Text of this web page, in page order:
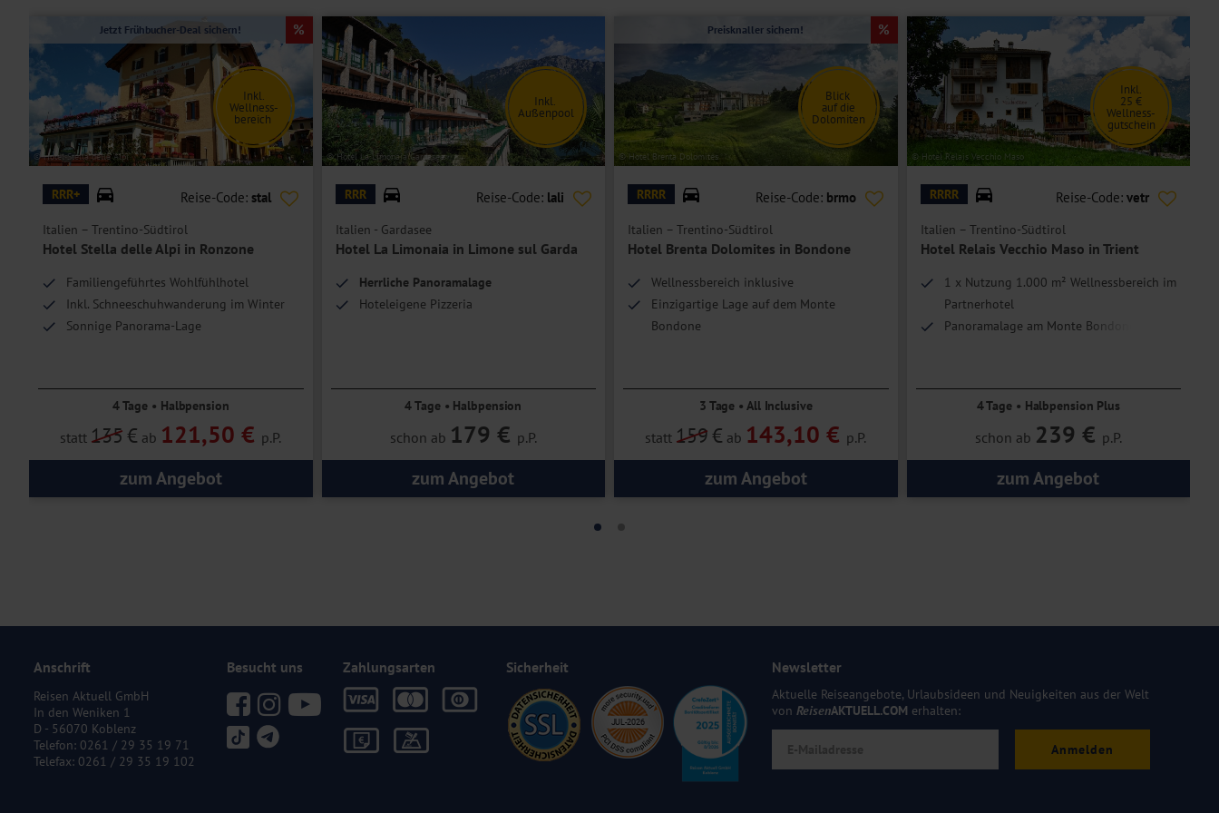
DieDoppelzimmer Azzurritesind bei gleicher Ausstattung modern eingerichtet und bieten zusätzlich Platz für eine weitere Person.
DieJunior Suite Dolomite
ist geräumiger und verfügt zusätzlich über einen separaten Wohnbereich mit Kachelofen und bietet Platz für
insgesamt 4 Personen.
Hoteleinrichtungen und Zimmerausstattung teilweise gegen Gebühr.
© Hotel Stella delle Alpi
Inkl.
Wellness-
bereich
Jetzt Frühbucher-Deal sichern!
RRR+ Reise-Code: stal
Italien – Trentino-Südtirol
Hotel Stella delle Alpi in Ronzone
Familiengeführtes Wohlfühlhotel
Inkl. Schneeschuhwanderung im Winter
Sonnige Panorama-Lage
4 Tage • Halbpension
statt 135€ ab 121,50 € p.P.
zum Angebot
© Hotel La Limonaia Gardasee
Inkl.
Außenpool
RRR Reise-Code: lali
Italien - Gardasee
Hotel La Limonaia in Limone sul Garda
Herrliche Panoramalage
Hoteleigene Pizzeria
4 Tage • Halbpension
schon ab 179 € p.P.
zum Angebot
© Hotel Brenta Dolomites
Blick
auf die
Dolomiten
Preisknaller sichern!
RRRR Reise-Code: brmo
Italien – Trentino-Südtirol
Hotel Brenta Dolomites in Bondone
Wellnessbereich inklusive
Einzigartige Lage auf dem Monte
Bondone
3 Tage • All Inclusive
statt 159€ ab 143,10 € p.P.
zum Angebot
© Hotel Relais Vecchio Maso
Inkl.
25 €
Wellness-
gutschein
RRRR Reise-Code: vetr
Italien – Trentino-Südtirol
Hotel Relais Vecchio Maso in Trient
1 x Nutzung 1.000 m² Wellnessbereich im
Partnerhotel
Panoramalage am Monte Bondone
4 Tage • Halbpension Plus
schon ab 239 € p.P.
zum Angebot
Anschrift
Reisen Aktuell GmbH
In den Weniken 1
D - 56070 Koblenz
Telefon: 0261 / 29 35 19 71
Telefax: 0261 / 29 35 19 102
Besucht uns Zahlungsarten Sicherheit Newsletter
Aktuelle Reiseangebote, Urlaubsideen und Neuigkeiten aus der Welt
von ReisenAKTUELL.COM erhalten:
Anmelden